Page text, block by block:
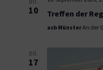
DO.
10 Treffen der
asb MünsterAn der
DO.
17